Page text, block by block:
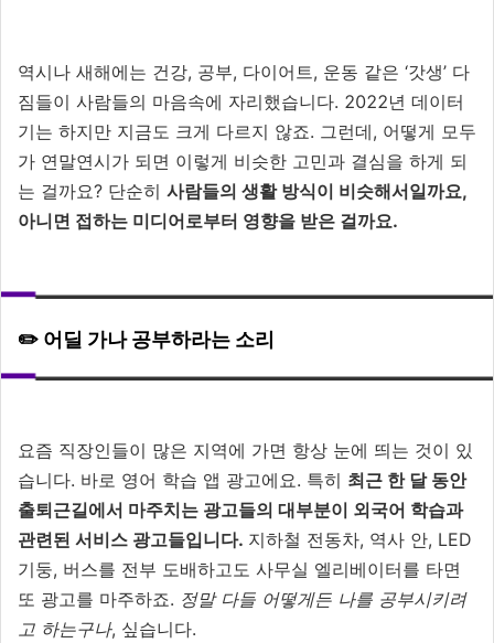
역시나 새해에는 건강, 공부, 다이어트, 운동 같은 ‘갓생’ 다
짐들이 사람들의 마음속에 자리했습니다. 2022년 데이터
기는 하지만 지금도 크게 다르지 않죠. 그런데, 어떻게 모두
가 연말연시가 되면 이렇게 비슷한 고민과 결심을 하게 되
는 걸까요? 단순히 사람들의 생활 방식이 비슷해서일까요,
아니면 접하는 미디어로부터 영향을 받은 걸까요.
✏️ 어딜 가나 공부하라는 소리
요즘 직장인들이 많은 지역에 가면 항상 눈에 띄는 것이 있
습니다. 바로 영어 학습 앱 광고에요. 특히 최근 한 달 동안
출퇴근길에서 마주치는 광고들의 대부분이 외국어 학습과
관련된 서비스 광고들입니다. 지하철 전동차, 역사 안, LED
기둥, 버스를 전부 도배하고도 사무실 엘리베이터를 타면
또 광고를 마주하죠. 정말 다들 어떻게든 나를 공부시키려
고 하는구나, 싶습니다.